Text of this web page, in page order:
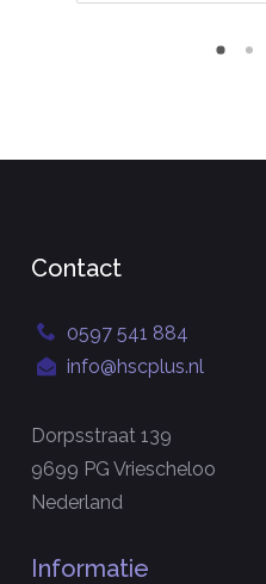
Contact
0597 541 884
info@hscplus.nl
Dorpsstraat 139
9699 PG Vriescheloo
Nederland
Informatie